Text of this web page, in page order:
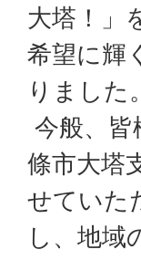
大塔！」
希望に輝
りました。
今般、
條市大塔
せていた
し、地域